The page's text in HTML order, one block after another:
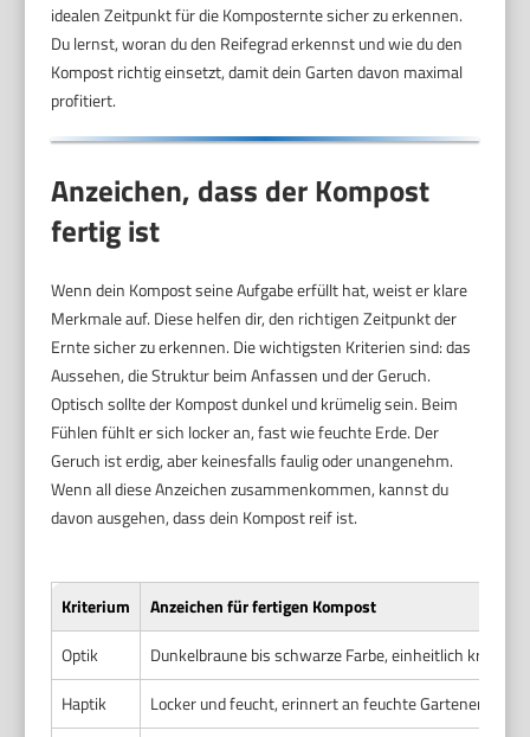
idealen Zeitpunkt für die Komposternte sicher zu erkennen.
Du lernst, woran du den Reifegrad erkennst und wie du den
Kompost richtig einsetzt, damit dein Garten davon maximal
profitiert.
Anzeichen, dass der Kompost
fertig ist
Wenn dein Kompost seine Aufgabe erfüllt hat, weist er klare
Merkmale auf. Diese helfen dir, den richtigen Zeitpunkt der
Ernte sicher zu erkennen. Die wichtigsten Kriterien sind: das
Aussehen, die Struktur beim Anfassen und der Geruch.
Optisch sollte der Kompost dunkel und krümelig sein. Beim
Fühlen fühlt er sich locker an, fast wie feuchte Erde. Der
Geruch ist erdig, aber keinesfalls faulig oder unangenehm.
Wenn all diese Anzeichen zusammenkommen, kannst du
davon ausgehen, dass dein Kompost reif ist.
Kriterium
Anzeichen für fertigen Kompost
Optik
Dunkelbraune bis schwarze Farbe, einheitlich
Haptik
Locker und feucht, erinnert an feuchte Gartenerde,